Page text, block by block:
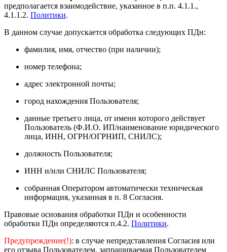
предполагается взаимодействие, указанное в п.п. 4.1.1.,
4.1.1.2. Политики.
В данном случае допускается обработка следующих ПДн:
фамилия, имя, отчество (при наличии);
номер телефона;
адрес электронной почты;
город нахождения Пользователя;
данные третьего лица, от имени которого действует
Пользователь (Ф.И.О. ИП/наименование юридического
лица, ИНН, ОГРН/ОГРНИП, СНИЛС);
должность Пользователя;
ИНН и/или СНИЛС Пользователя;
собранная Оператором автоматически техническая
информация, указанная в п. 8 Согласия.
Правовые основания обработки ПДн и особенности
обработки ПДн определяются п.4.2. Политики.
Предупреждение(!): в случае непредставления Согласия или
его отзыва Пользователем, запрашиваемая Пользователем